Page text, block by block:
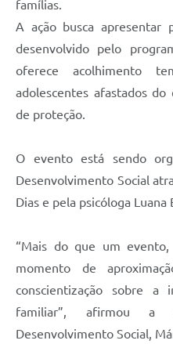
famílias.
A ação busca apresentar
desenvolvido pelo
oferece acolhimento
adolescentes afastados
de proteção.
O evento está sendo
Desenvolvimento Social
Dias e pela psicóloga Luana
“Mais do que um
momento de
conscientização sobre a
familiar”, afirmou a
Desenvolvimento Social,